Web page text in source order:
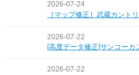
2026-07-24
［マップ修正］武蔵カント
2026-07-22
[高度データ修正]サンコーカ
2026-07-22